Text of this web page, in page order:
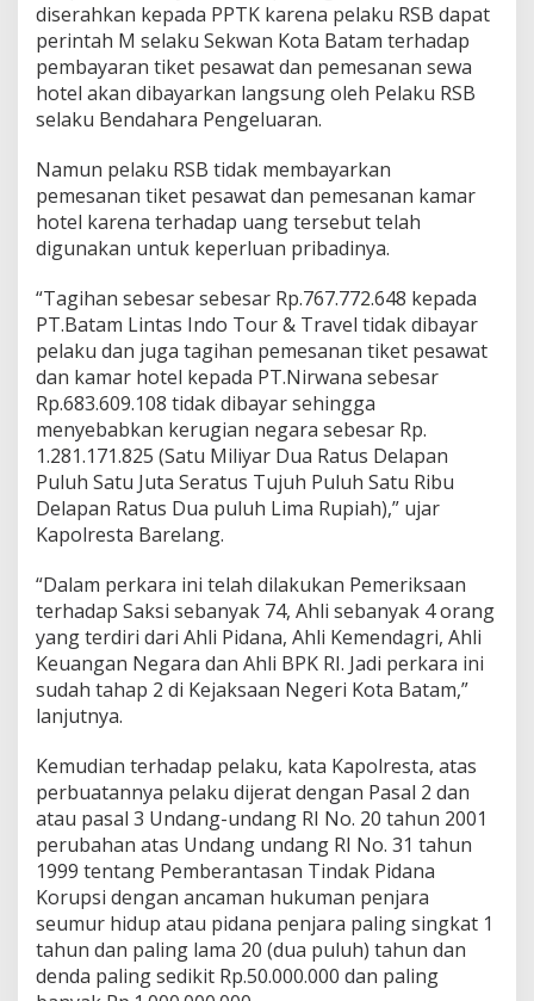
diserahkan kepada PPTK karena pelaku RSB dapat
perintah M selaku Sekwan Kota Batam terhadap
pembayaran tiket pesawat dan pemesanan sewa
hotel akan dibayarkan langsung oleh Pelaku RSB
selaku Bendahara Pengeluaran.
Namun pelaku RSB tidak membayarkan
pemesanan tiket pesawat dan pemesanan kamar
hotel karena terhadap uang tersebut telah
digunakan untuk keperluan pribadinya.
“Tagihan sebesar sebesar Rp.767.772.648 kepada
PT.Batam Lintas Indo Tour & Travel tidak dibayar
pelaku dan juga tagihan pemesanan tiket pesawat
dan kamar hotel kepada PT.Nirwana sebesar
Rp.683.609.108 tidak dibayar sehingga
menyebabkan kerugian negara sebesar Rp.
1.281.171.825 (Satu Miliyar Dua Ratus Delapan
Puluh Satu Juta Seratus Tujuh Puluh Satu Ribu
Delapan Ratus Dua puluh Lima Rupiah),” ujar
Kapolresta Barelang.
“Dalam perkara ini telah dilakukan Pemeriksaan
terhadap Saksi sebanyak 74, Ahli sebanyak 4 orang
yang terdiri dari Ahli Pidana, Ahli Kemendagri, Ahli
Keuangan Negara dan Ahli BPK RI. Jadi perkara ini
sudah tahap 2 di Kejaksaan Negeri Kota Batam,”
lanjutnya.
Kemudian terhadap pelaku, kata Kapolresta, atas
perbuatannya pelaku dijerat dengan Pasal 2 dan
atau pasal 3 Undang-undang RI No. 20 tahun 2001
perubahan atas Undang undang RI No. 31 tahun
1999 tentang Pemberantasan Tindak Pidana
Korupsi dengan ancaman hukuman penjara
seumur hidup atau pidana penjara paling singkat 1
tahun dan paling lama 20 (dua puluh) tahun dan
denda paling sedikit Rp.50.000.000 dan paling